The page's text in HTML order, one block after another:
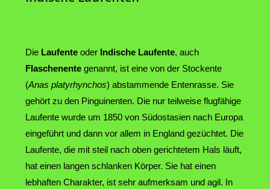
Die Laufente oder Indische Laufente, auch
Flaschenente genannt, ist eine von der Stockente
(Anas platyrhynchos) abstammende Entenrasse. Sie
gehört zu den Pinguinenten. Die nur teilweise flugfähige
Laufente wurde um 1850 von Südostasien nach Europa
eingeführt und dann vor allem in England gezüchtet. Die
Laufente, die mit steil nach oben gerichtetem Hals läuft,
hat einen langen schlanken Körper. Sie hat einen
lebhaften Charakter, ist sehr aufmerksam und agil. In